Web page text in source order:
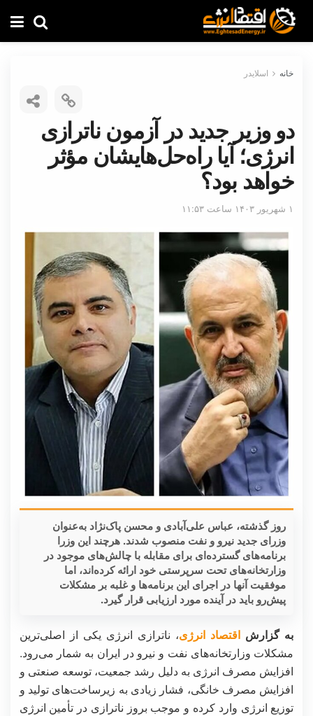
خانه اسلایدر
دو وزیر جدید در آزمون ناترازی
انرژی؛ آیا راه‌حل‌هایشان مؤثر
خواهد بود؟
۱ شهریور ۱۴۰۳ ساعت ۱۱:۵۳
روز گذشته، عباس علی‌آبادی و محسن پاک‌نژاد به‌عنوان
وزرای جدید نیرو و نفت منصوب شدند. هرچند این وزرا
برنامه‌های گسترده‌ای برای مقابله با چالش‌های موجود در
وزارتخانه‌های تحت سرپرستی خود ارائه کرده‌اند، اما
موفقیت آنها در اجرای این برنامه‌ها و غلبه بر مشکلات
پیش‌رو باید در آینده مورد ارزیابی قرار گیرد.
به گزارش اقتصاد انرژی، ناترازی انرژی یکی از اصلی‌ترین
مشکلات وزارتخانه‌های نفت و نیرو در ایران به شمار می‌رود.
افزایش مصرف انرژی به دلیل رشد جمعیت، توسعه صنعتی و
افزایش مصرف خانگی، فشار زیادی به زیرساخت‌های تولید و
توزیع انرژی وارد کرده و موجب بروز ناترازی در تأمین انرژی